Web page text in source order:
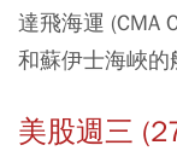
達飛海運 (CMA
和蘇伊士海峽的
美股週三